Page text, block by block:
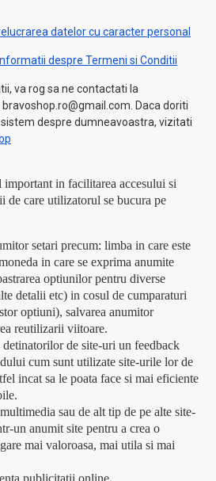
datelor cu caracter personal
despre Termeni si Conditii
va rog sa ne contactati la
Daca doriti
despre dumneavoastra, vizitati
in facilitarea accesului si
care utilizatorul se bucura pe
setari precum: limba in care este
in care se exprima anumite
optiunilor pentru diverse
detalii etc) in cosul de cumparaturi
optiuni), salvarea anumitor
reutilizarii viitoare.
de site-uri un feedback
cum sunt utilizate site-urile lor de
incat sa le poata face si mai eficiente
sau de alt tip de pe alte site-
un anumit site pentru a crea o
mai valoroasa, mai utila si mai
publicitatii online.